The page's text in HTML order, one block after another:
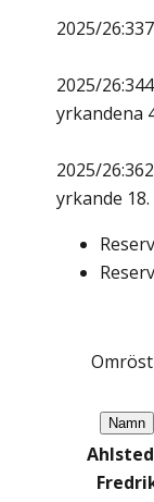
2025/
2025/
yrkandena
2025/
yrkande 18.
Namn